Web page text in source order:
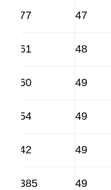
47
0.077
48
0.061
49
0.060
49
0.054
49
0.042
49
0.0385